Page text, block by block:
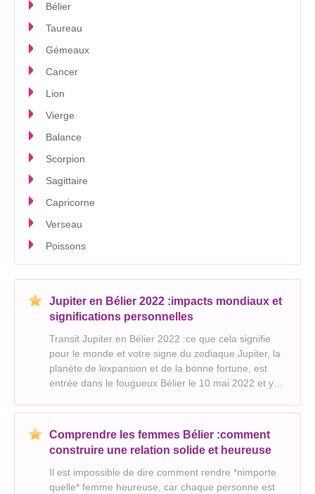
Bélier
Taureau
Gémeaux
Cancer
Lion
Vierge
Balance
Scorpion
Sagittaire
Capricorne
Verseau
Poissons
Jupiter en Bélier 2022 :impacts mondiaux et
significations personnelles
Transit Jupiter en Bélier 2022 :ce que cela signifie
pour le monde et votre signe du zodiaque Jupiter, la
planète de lexpansion et de la bonne fortune, est
entrée dans le fougueux Bélier le 10 mai 2022 et y
important pour son potentiel à aliment
Comprendre les femmes Bélier :comment
construire une relation solide et heureuse
Il est impossible de dire comment rendre *nimporte
quelle* femme heureuse, car chaque personne est